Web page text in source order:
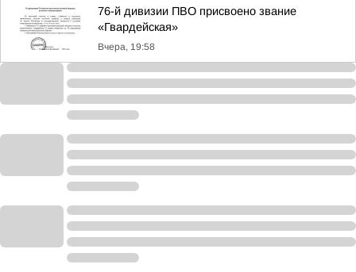
76-й дивизии ПВО присвоено звание
«Гвардейская»
Вчера, 19:58